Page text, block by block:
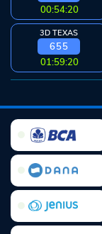
00:54:20
3D TEXAS
655
01:59:20